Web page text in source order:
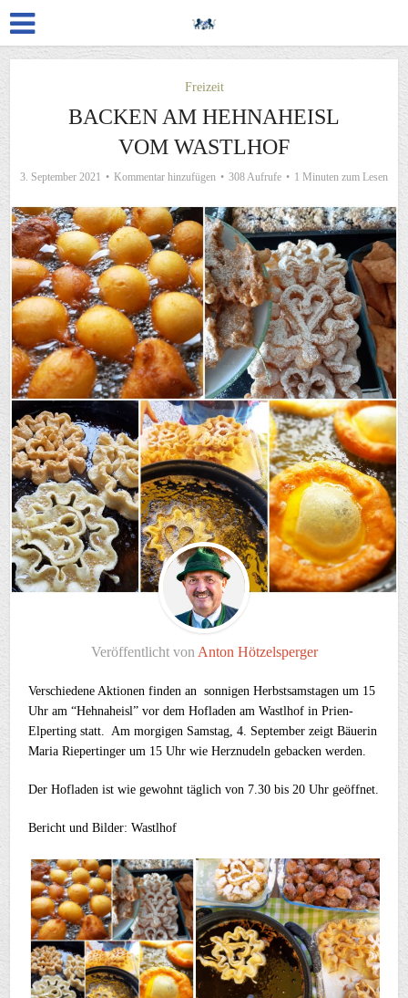
Freizeit
BACKEN AM HEHNAHEISL
VOM WASTLHOF
3. September 2021 Kommentar hinzufügen 308 Aufrufe 1 Minuten zum Lesen
Veröffentlicht von Anton Hötzelsperger
Verschiedene Aktionen finden an sonnigen Herbstsamstagen um 15
Uhr am “Hehnaheisl” vor dem Hofladen am Wastlhof in Prien-
Elperting statt. Am morgigen Samstag, 4. September zeigt Bäuerin
Maria Riepertinger um 15 Uhr wie Herznudeln gebacken werden.
Der Hofladen ist wie gewohnt täglich von 7.30 bis 20 Uhr geöffnet.
Bericht und Bilder: Wastlhof